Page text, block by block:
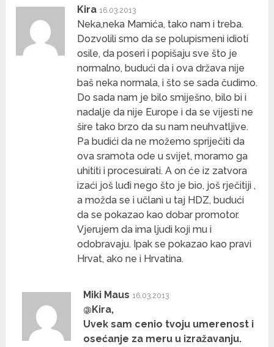
Kira 16.03.2013
Neka,neka Mamića, tako nam i treba.
Dozvolili smo da se polupismeni idioti
osile, da poseri i popišaju sve što je
normalno, budući da i ova država nije
baš neka normala, i što se sada čudimo.
Do sada nam je bilo smiješno, bilo bi i
nadalje da nije Europe i da se vijesti ne
šire tako brzo da su nam neuhvatljive.
Pa budići da ne možemo spriječiti da
ova sramota ode u svijet, moramo ga
uhititi i procesuirati. A on će iz zatvora
izaći još luđi nego što je bio, još rječitiji ,
a možda se i učlani u taj HDZ, budući
da se pokazao kao dobar promotor.
Vjerujem da ima ljudi koji mu i
odobravaju. Ipak se pokazao kao pravi
Hrvat, ako ne i Hrvatina.
Miki Maus 16.03.2013
@Kira,
Uvek sam cenio tvoju umerenost i
osećanje za meru u izražavanju.